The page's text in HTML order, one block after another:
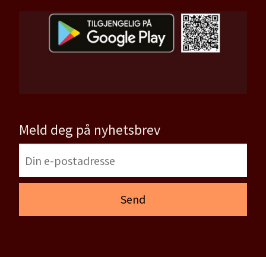
Meld deg på nyhetsbrev